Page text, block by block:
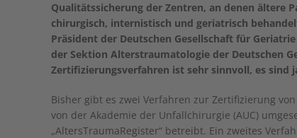
Qualitätssicherung der Zentren, an denen
chirurgisch, internistisch und geriatrisch
Präsident der Deutschen Gesellschaft für Geriatrie
der Sektion Alterstraumatologie der Deutschen
Zertifizierungsverfahren ist sehr sinnvoll, es sind
Bisher gibt es zwei Verfahren zur Zertifizierung
von der Akademie der Unfallchirurgie (AUC)
„AltersTraumaRegister“ betreibt. Ein zweites